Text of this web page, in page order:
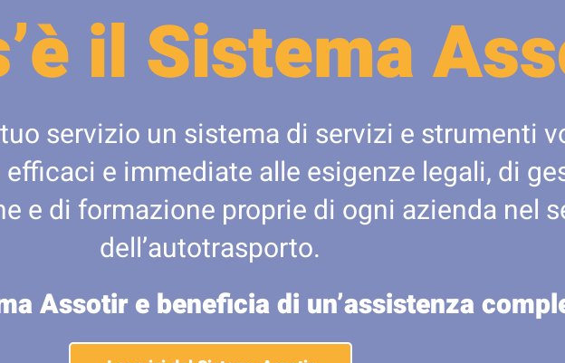
il Sistema
servizio un sistema di servizi e strumenti
e immediate alle esigenze legali, di
e di formazione proprie di ogni azienda nel
dell’autotrasporto.
Assotir e beneficia di un’assistenza